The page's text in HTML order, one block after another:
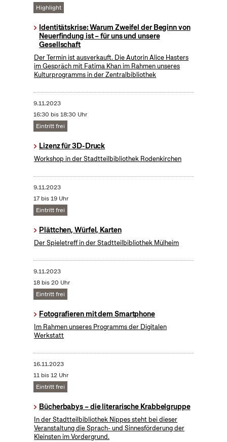
Highlight
Identitätskrise: Warum Zweifel der Beginn von
Neuerfindung ist – für uns und unsere
Gesellschaft
Der Termin ist ausverkauft. Die Autorin Alice Hasters
im Gespräch mit Fatima Khan im Rahmen unseres
Kulturprogramms in der Zentralbibliothek
9.11.2023
16:30 bis 18:30 Uhr
Eintritt frei
Lizenz für 3D-Druck
Workshop in der Stadtteilbibliothek Rodenkirchen
9.11.2023
17 bis 19 Uhr
Eintritt frei
Plättchen, Würfel, Karten
Der Spieletreff in der Stadtteilbibliothek Mülheim
9.11.2023
18 bis 20 Uhr
Eintritt frei
Fotografieren mit dem Smartphone
Im Rahmen unseres Programms der Digitalen
Werkstatt
16.11.2023
11 bis 12 Uhr
Eintritt frei
Bücherbabys – die literarische Krabbelgruppe
In der Stadtteilbibliothek Nippes steht bei dieser
Veranstaltung die Sprach- und Sinnesförderung der
Kleinsten im Vordergrund.